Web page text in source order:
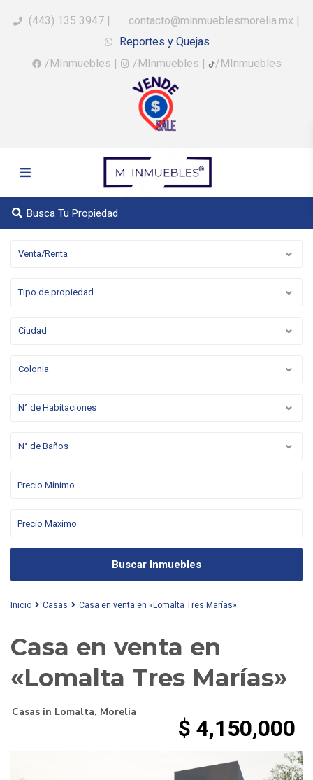
(443) 135 3947 | contacto@minmueblesmorelia.mx |
Reportes y Quejas
/MInmuebles | /MInmuebles | /MInmuebles
Busca Tu Propiedad
Venta/Renta
Tipo de propiedad
Ciudad
Colonia
N° de Habitaciones
N° de Baños
Buscar Inmuebles
Inicio Casas Casa en venta en «Lomalta Tres Marías»
Casa en venta en
«Lomalta Tres Marías»
Casas in Lomalta, Morelia
$ 4,150,000